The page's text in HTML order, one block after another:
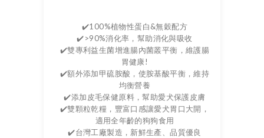
✔️100%植物性蛋白&無穀配方
✔️>90%消化率，幫助消化與吸收
✔️雙專利益生菌增進腸內菌叢平衡，維護腸
胃健康!
✔️額外添加甲硫胺酸，使胺基酸平衡，維持
均衡營養
✔️添加皮毛保健原料，幫助愛犬保護皮膚
✔️雙顆粒乾糧，豐富口感讓愛犬胃口大開，
適用全年齡的狗狗食用
✔️台灣工廠製造，新鮮生產、品質優良